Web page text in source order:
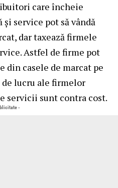
care încheie
service pot să vândă
dar taxează firmele
Astfel de firme pot
din casele de marcat pe
lucru ale firmelor
servicii sunt contra cost.
-